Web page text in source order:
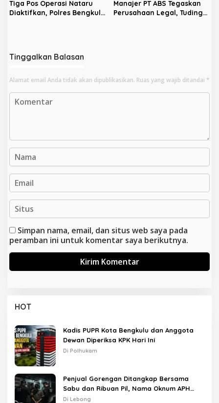
Tiga Pos Operasi Nataru
Diaktifkan, Polres Bengkulu
Manajer PT ABS Tegaskan
Perusahaan Legal, Tuding
Tinggalkan Balasan
Alamat email Anda tidak akan dipublikasikan. Ruas yang wajib ditandai *
Simpan nama, email, dan situs web saya pada
peramban ini untuk komentar saya berikutnya.
HOT
Kadis PUPR Kota Bengkulu dan Anggota
Dewan Diperiksa KPK Hari Ini
Di Polhukam
Penjual Gorengan Ditangkap Bersama
Sabu dan Ribuan Pil, Nama Oknum APH
Disebut Saat Interogasi
Di Lebong